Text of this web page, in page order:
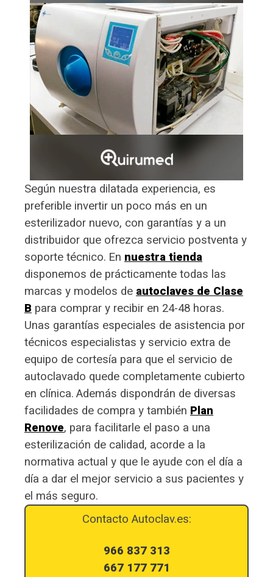
Según nuestra dilatada experiencia, es
preferible invertir un poco más en un
esterilizador nuevo, con garantías y a un
distribuidor que ofrezca servicio postventa y
soporte técnico. En nuestra tienda
disponemos de prácticamente todas las
marcas y modelos deautoclaves de Clase
B para comprar y recibir en 24-48 horas.
Unas garantías especiales de asistencia por
técnicos especialistas y servicio extra de
equipo de cortesía para que el servicio de
autoclavado quede completamente cubierto
en clínica.Además dispondrán de diversas
facilidades de compra y también Plan
Renove, para facilitarle el paso a una
esterilización de calidad, acorde a la
normativa actual y que le ayude con el día a
día a dar el mejor servicio a sus pacientes y
el más seguro.
Contacto Autoclav.es:
966 837 313
667 177 771